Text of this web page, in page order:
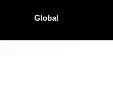
Global